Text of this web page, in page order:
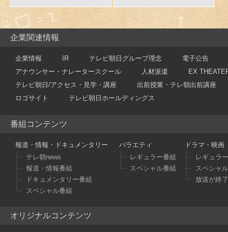
企業関連情報
企業情報 IR テレビ朝日グループ理念
電子公告
アナウンサー・ナレータースクール
人材派遣
EX
テレビ朝日/アクセス・見学・講座
出前授業・テレ朝出前講座
ロゴサイト
テレビ朝日ホールディングス
番組コンテンツ
報道・情報・ドキュメンタリー
テレ朝news
報道・情報番組
ドキュメンタリー番組
スペシャル番組
バラエティ
レギュラー番組
スペシャル番組
ドラマ・映画
レギュラ
スペシャ
放送が終
オリジナルコンテンツ